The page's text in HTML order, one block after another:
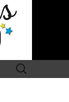
Rechercher :